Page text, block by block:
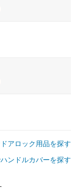
アロック用品を探す
ンドルカバーを探す